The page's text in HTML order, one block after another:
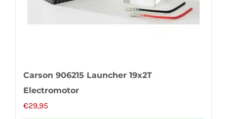
Carson 906215 Launcher 19x2T
Electromotor
€29,95